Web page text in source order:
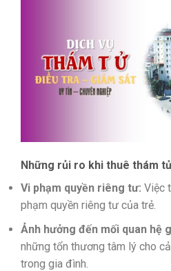
Những rủi ro khi thuê thám
Vi phạm quyền riêng tư: Việc
phạm quyền riêng tư của trẻ.
Ảnh hưởng đến mối quan hệ
những tổn thương tâm lý cho
trong gia đình.